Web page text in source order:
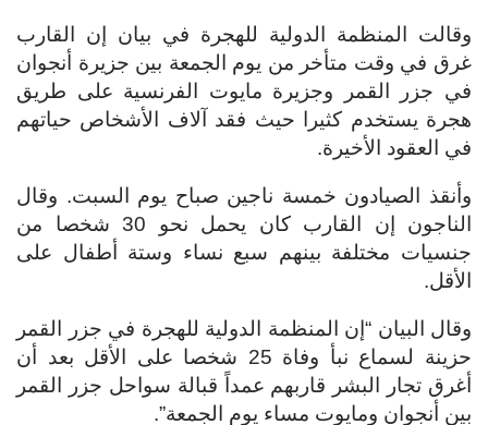
وقالت المنظمة الدولية للهجرة في بيان إن القارب
غرق في وقت متأخر من يوم الجمعة بين جزيرة أنجوان
في جزر القمر وجزيرة مايوت الفرنسية على طريق
هجرة يستخدم كثيرا حيث فقد آلاف الأشخاص حياتهم
في العقود الأخيرة.
وأنقذ الصيادون خمسة ناجين صباح يوم السبت. وقال
الناجون إن القارب كان يحمل نحو 30 شخصا من
جنسيات مختلفة بينهم سبع نساء وستة أطفال على
الأقل.
وقال البيان “إن المنظمة الدولية للهجرة في جزر القمر
حزينة لسماع نبأ وفاة 25 شخصا على الأقل بعد أن
أغرق تجار البشر قاربهم عمداً قبالة سواحل جزر القمر
بين أنجوان ومايوت مساء يوم الجمعة”.